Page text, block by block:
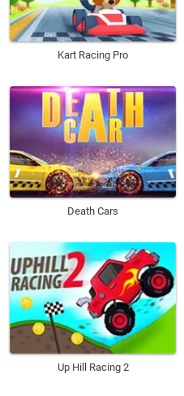
Kart Racing Pro
Death Cars
Up Hill Racing 2